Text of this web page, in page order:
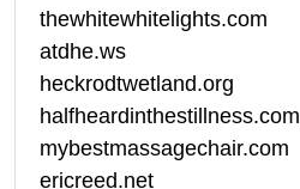
thewhitewhitelights.com
atdhe.ws
heckrodtwetland.org
halfheardinthestillness.com
mybestmassagechair.com
ericreed.net